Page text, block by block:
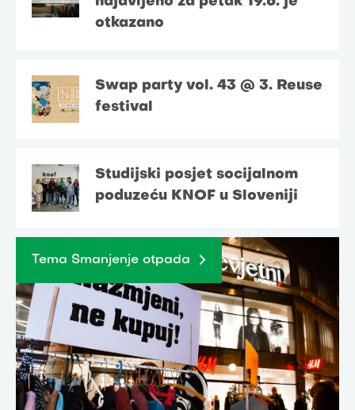
otkazano
Swap party vol. 43 @ 3. Reuse
festival
Studijski posjet socijalnom
poduzeću KNOF u Sloveniji
Tema Smanjenje otpada